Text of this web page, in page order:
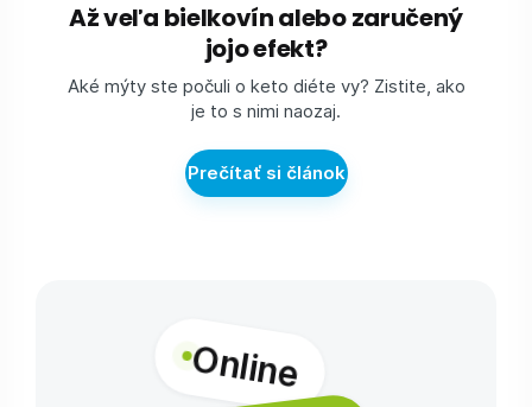
Až veľa bielkovín alebo zaručený
jojo efekt?
Aké mýty ste počuli o keto diéte vy? Zistite, ako
je to s nimi naozaj.
Prečítať si článok
Online